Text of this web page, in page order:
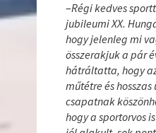
–Régi kedves
jubileumi XX.
hogy jelenleg mi
összerakjuk a pár
hátráltatta, hogy
műtétre és
csapatnak
hogy a sportorvos